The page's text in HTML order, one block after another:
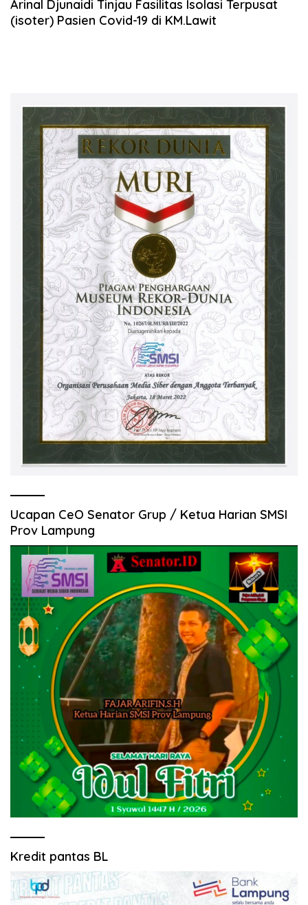
Arinal Djunaidi Tinjau Fasilitas Isolasi Terpusat
(isoter) Pasien Covid-19 di KM.Lawit
Ucapan CeO Senator Grup / Ketua Harian SMSI
Prov Lampung
Kredit pantas BL